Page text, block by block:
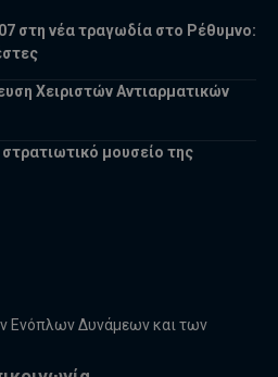
στη νέα τραγωδία στο Ρέθυμνο:
Χειριστών Αντιαρματικών
στρατιωτικό μουσείο της
Ενόπλων Δυνάμεων και των